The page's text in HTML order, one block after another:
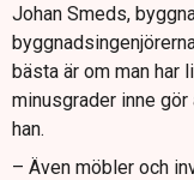
Johan Smeds,
bästa är om man har
minusgrader inne
han.
– Även möbler och